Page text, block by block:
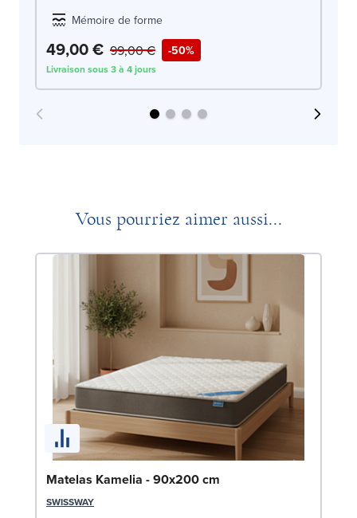
Mémoire de forme
49,00 € -50%
99,00 €
Livraison sous 3 à 4 jours
Vous pourriez aimer aussi...
Matelas Kamelia - 90x200 cm
SWISSWAY